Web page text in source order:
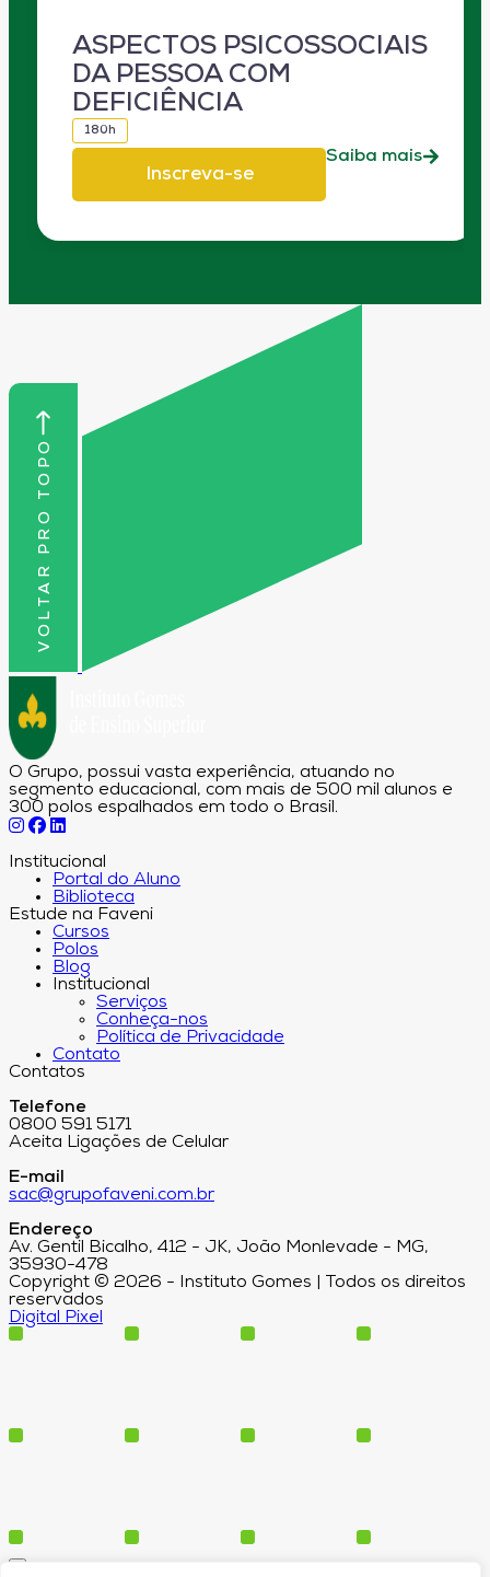
ASPECTOS PSICOSSOCIAIS
DA PESSOA COM
DEFICIÊNCIA
180h
Inscreva-se
Saiba mais
VOLTAR PRO TOPO
O Grupo, possui vasta experiência, atuando no
segmento educacional, com mais de 500 mil alunos e
300 polos espalhados em todo o Brasil.
Institucional
Portal do Aluno
Biblioteca
Estude na Faveni
Cursos
Polos
Blog
Institucional
Serviços
Conheça-nos
Política de Privacidade
Contato
Contatos
Telefone
0800 591 5171
Aceita Ligações de Celular
E-mail
sac@grupofaveni.com.br
Endereço
Av. Gentil Bicalho, 412 - JK, João Monlevade - MG,
35930-478
Copyright © 2026 - Instituto Gomes | Todos os direitos
reservados
Digital Pixel